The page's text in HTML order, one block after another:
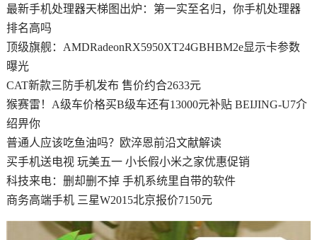
最新手机处理器天梯图出炉：第一实至名归，你手机处理器
排名高吗
顶级旗舰：AMDRadeonRX5950XT24GBHBM2e显示卡参数
曝光
CAT新款三防手机发布 售价约合2633元
​猴赛雷！A级车价格买B级车还有13000元补贴 BEIJING-U7介
绍畀你
普通人应该吃鱼油吗？欧淬恩前沿文献解读
买手机送电视 玩美五一 小长假小米之家优惠促销
科技来电：删却删不掉 手机系统里自带的软件
商务高端手机 三星W2015北京报价7150元